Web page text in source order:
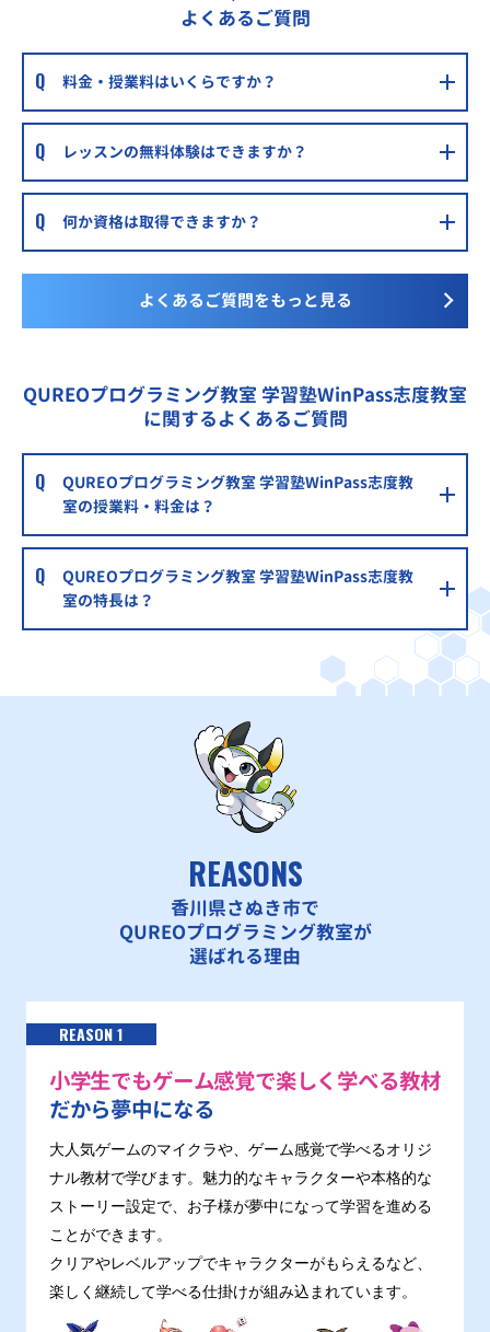
よくあるご質問
料金・授業料はいくらですか？
レッスンの無料体験はできますか？
何か資格は取得できますか？
よくあるご質問をもっと見る
QUREOプログラミング教室 学習塾WinPass志度教室
に関するよくあるご質問
QUREOプログラミング教室 学習塾WinPass志度教
室の授業料・料金は？
QUREOプログラミング教室 学習塾WinPass志度教
室の特長は？
REASONS
香川県さぬき市で
QUREOプログラミング教室が
選ばれる理由
REASON 1
小学生でもゲーム感覚で楽しく学べる教材
だから夢中になる
大人気ゲームのマイクラや、ゲーム感覚で学べるオリジ
ナル教材で学びます。魅力的なキャラクターや本格的な
ストーリー設定で、お子様が夢中になって学習を進める
ことができます。
クリアやレベルアップでキャラクターがもらえるなど、
楽しく継続して学べる仕掛けが組み込まれています。